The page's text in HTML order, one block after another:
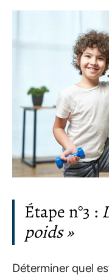
Étape n°3 :
poids »
Déterminer quel